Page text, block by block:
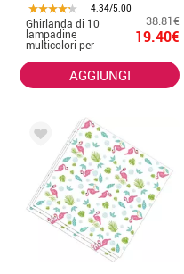
4.34/5.00
Ghirlanda di 10
lampadine
multicolori per
38.81€
19.40€
AGGIUNGI